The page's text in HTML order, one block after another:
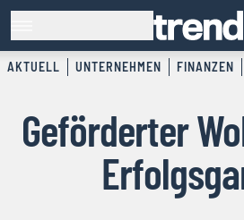
AKTUELL UNTERNEHMEN FINANZEN
Geförderter